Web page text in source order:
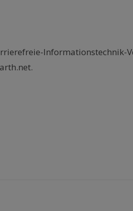
Informationstechnik-